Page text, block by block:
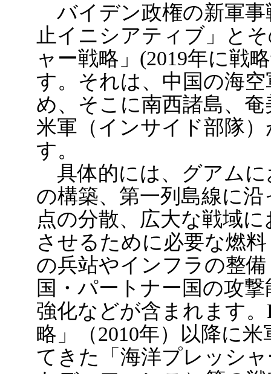
バイデン政権の新軍事
止イニシアティブ」と
ャー戦略」(2019年に戦
す。それは、中国の海
め、そこに南西諸島、
米軍（インサイド部隊
す。
具体的には、グアムに
の構築、第一列島線に
点の分散、広大な戦域
させるために必要な燃
の兵站やインフラの整
国・パートナー国の攻
強化などが含まれます
略」（2010年）以降に
てきた「海洋プレッシ